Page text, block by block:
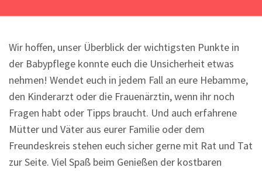
Wir hoffen, unser Überblick der wichtigsten Punkte in
der Babypflege konnte euch die Unsicherheit etwas
nehmen! Wendet euch in jedem Fall an eure Hebamme,
den Kinderarzt oder die Frauenärztin, wenn ihr noch
Fragen habt oder Tipps braucht. Und auch erfahrene
Mütter und Väter aus eurer Familie oder dem
Freundeskreis stehen euch sicher gerne mit Rat und Tat
zur Seite. Viel Spaß beim Genießen der kostbaren